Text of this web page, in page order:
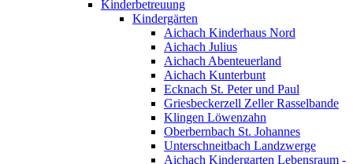
Kinderbetreuung
Kindergärten
Aichach Kinderhaus Nord
Aichach Julius
Aichach Abenteuerland
Aichach Kunterbunt
Ecknach St. Peter und Paul
Griesbeckerzell Zeller Rasselbande
Klingen Löwenzahn
Oberbernbach St. Johannes
Unterschneitbach Landzwerge
Aichach Kindergarten Lebensraum -